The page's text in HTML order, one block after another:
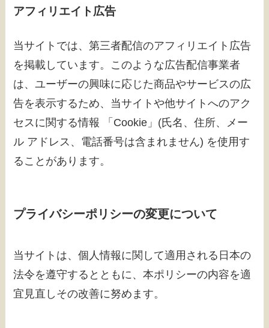
アフィリエイト広告
当サイトでは、第三者配信のアフィリエイト広告
を掲載しています。このような広告配信事業者
は、ユーザーの興味に応じた商品やサービスの広
告を表示するため、当サイトや他サイトへのアク
セスに関する情報 「Cookie」(氏名、住所、メー
ル アドレス、電話番号は含まれません) を使用す
ることがあります。
プライバシーポリシーの変更について
当サイトは、個人情報に関して適用される日本の
法令を遵守するとともに、本ポリシーの内容を適
宜見直しその改善に努めます。